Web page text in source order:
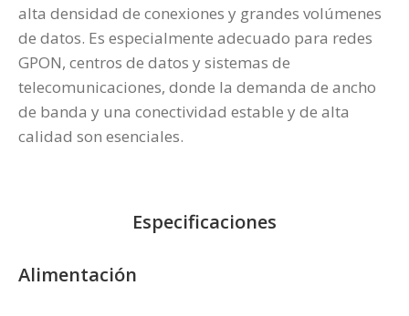
alta densidad de conexiones y grandes volúmenes
de datos. Es especialmente adecuado para redes
GPON, centros de datos y sistemas de
telecomunicaciones, donde la demanda de ancho
de banda y una conectividad estable y de alta
calidad son esenciales.
Especificaciones
Alimentación